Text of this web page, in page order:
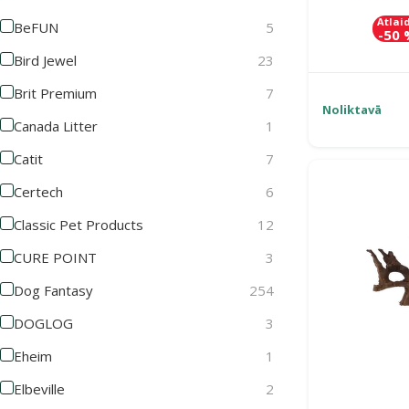
BeFUN
5
Bird Jewel
23
Brit Premium
7
Canada Litter
1
Catit
7
Certech
6
Classic Pet Products
12
CURE POINT
3
Dog Fantasy
254
DOGLOG
3
Eheim
1
Elbeville
2
-50
Noliktavā